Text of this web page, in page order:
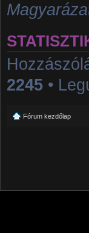
2245 •
Fórum kezdőlap